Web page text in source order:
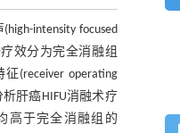
intensity focused
效分为完全消融组
(receiver operating
肝癌HIFU消融术疗
高于完全消融组的